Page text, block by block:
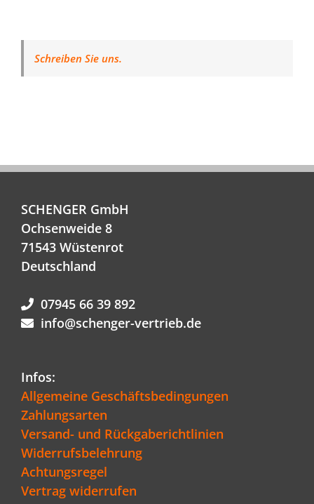
Schreiben Sie uns.
SCHENGER GmbH
Ochsenweide 8
71543 Wüstenrot
Deutschland
07945 66 39 892
info@schenger-vertrieb.de
Infos:
Allgemeine Geschäftsbedingungen
Zahlungsarten
Versand- und Rückgaberichtlinien
Widerrufsbelehrung
Achtungsregel
Vertrag widerrufen